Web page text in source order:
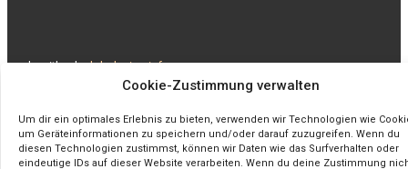
Cookie-Zustimmung verwalten
Um dir ein optimales Erlebnis zu bieten, verwenden wir Technologien wie
um Geräteinformationen zu speichern und/oder darauf zuzugreifen. Wenn du
diesen Technologien zustimmst, können wir Daten wie das Surfverhalten oder
eindeutige IDs auf dieser Website verarbeiten. Wenn du deine Zustimmung
made with♥byloladesign.info